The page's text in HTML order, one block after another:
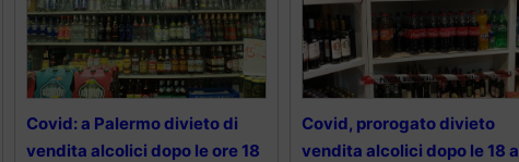
Covid: a Palermo divieto di
vendita alcolici dopo le ore 18
Covid, prorogato divieto
vendita alcolici dopo le 18 a